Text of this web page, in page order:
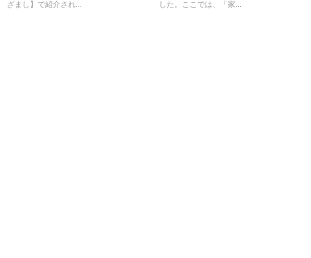
ざまし】で紹介され...
した。ここでは、「家...